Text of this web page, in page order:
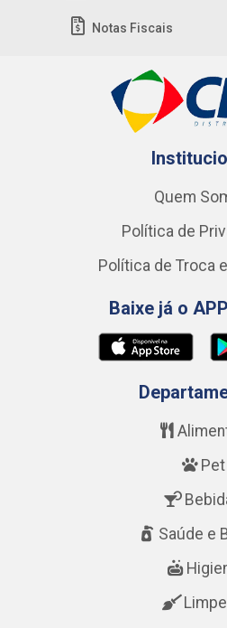
Notas Fiscais
Quem
Política de
Política de Troca
Baixe já o
Pet
Saúde e